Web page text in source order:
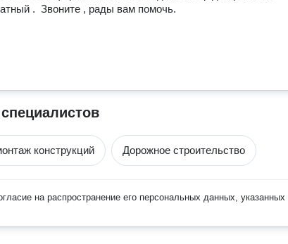
.  Звоните , рады вам помочь.
конструкций Дорожное строительство
на распространение его персональных данных, указанных